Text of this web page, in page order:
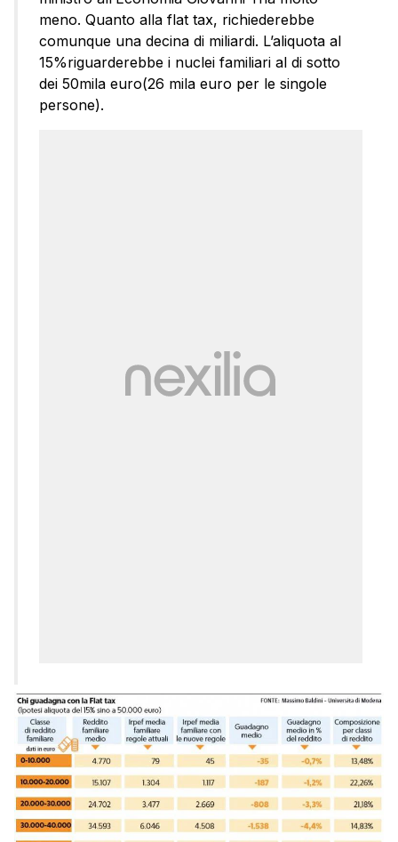
meno. Quanto alla flat tax, richiederebbe
comunque una decina di miliardi. L’aliquota al
15%riguarderebbe i nuclei familiari al di sotto
dei 50mila euro(26 mila euro per le singole
persone).